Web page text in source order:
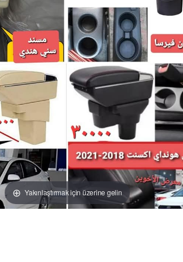
Yakınlaştırmak için üzerine gelin